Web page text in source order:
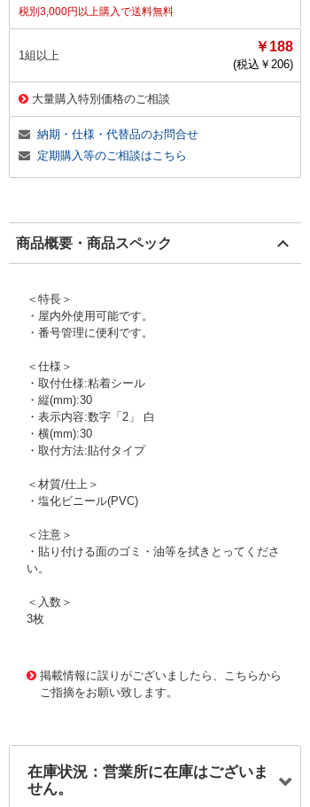
税別3,000円以上購入で送料無料
1組以上
￥188
(税込￥ 206)
大量購入特別価格のご相談
納期・仕様・代替品のお問合せ
定期購入等のご相談はこちら
商品概要・商品スペック
＜特長＞
・屋内外使用可能です。
・番号管理に便利です。
＜仕様＞
・取付仕様:粘着シール
・縦(mm):30
・表示内容:数字「2」 白
・横(mm):30
・取付方法:貼付タイプ
＜材質/仕上＞
・塩化ビニール(PVC)
＜注意＞
・貼り付ける面のゴミ・油等を拭きとってくださ
い。
＜入数＞
3枚
掲載情報に誤りがございましたら、こちらから
ご指摘をお願い致します。
在庫状況：営業所に在庫はございま
せん。